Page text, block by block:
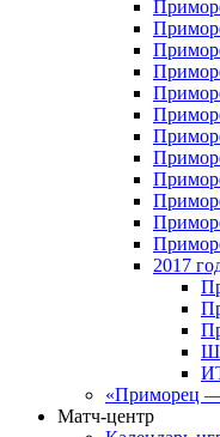
2017
«Приморец —
Матч-центр